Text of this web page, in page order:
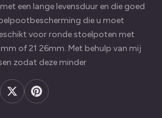
een lange levensduur en die goed
die u moet
voor ronde stoelpoten met
of 21 26mm. Met behulp van mij
zodat deze minder